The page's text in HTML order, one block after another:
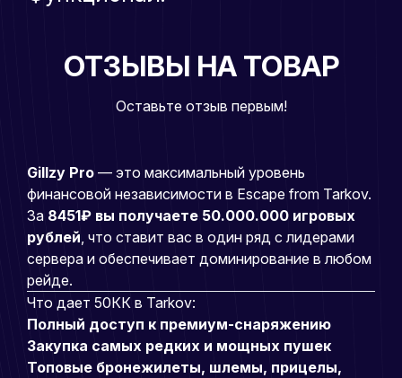
ОТЗЫВЫ НА ТОВАР
Оставьте отзыв первым!
Gillzy Pro — это максимальный уровень
финансовой независимости в Escape from Tarkov.
За 8451₽ вы получаете 50.000.000 игровых
рублей , что ставит вас в один ряд с лидерами
сервера и обеспечивает доминирование в любом
рейде.
Что дает 50КК в Tarkov:
Полный доступ к премиум-снаряжению
Закупка самых редких и мощных пушек
Топовые бронежилеты, шлемы, прицелы,